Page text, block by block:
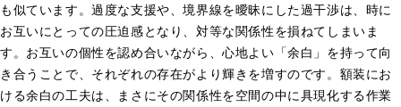
も似ています。過度な支援や、境界線を曖昧にした過干渉は、時に
お互いにとっての圧迫感となり、対等な関係性を損ねてしまいま
す。お互いの個性を認め合いながら、心地よい「余白」を持って向
き合うことで、それぞれの存在がより輝きを増すのです。額装にお
ける余白の工夫は、まさにその関係性を空間の中に具現化する作業